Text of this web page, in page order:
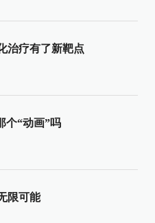
治疗有了新靶点
个“动画”吗
限可能